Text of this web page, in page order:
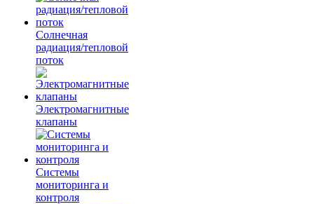
Солнечная
радиация/тепловой
поток
Электромагнитные
клапаны
Системы
мониторинга и
контроля